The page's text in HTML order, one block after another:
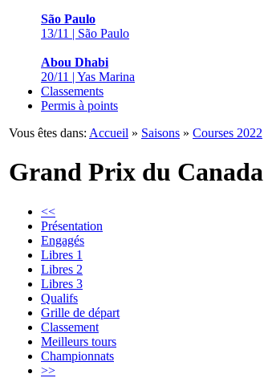
São Paulo
13/11 | São Paulo
Abou Dhabi
20/11 | Yas Marina
Classements
Permis à points
Vous êtes dans: Accueil » Saisons » Courses 2022
Grand Prix du Canada
<<
Présentation
Engagés
Libres 1
Libres 2
Libres 3
Qualifs
Grille de départ
Classement
Meilleurs tours
Championnats
>>